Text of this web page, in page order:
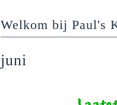
Welkom bij Paul's
juni